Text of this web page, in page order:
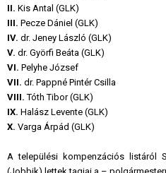
II. Kis Antal (GLK)
III. Pecze Dániel (GLK)
IV. dr. Jeney László (GLK)
V. dr. Györfi Beáta (GLK)
VI. Pelyhe József
VII. dr. Pappné Pintér Csilla
VIII. Tóth Tibor (GLK)
IX. Halász Levente (GLK)
X. Varga Árpád (GLK)
A települési kompenzációs listáról